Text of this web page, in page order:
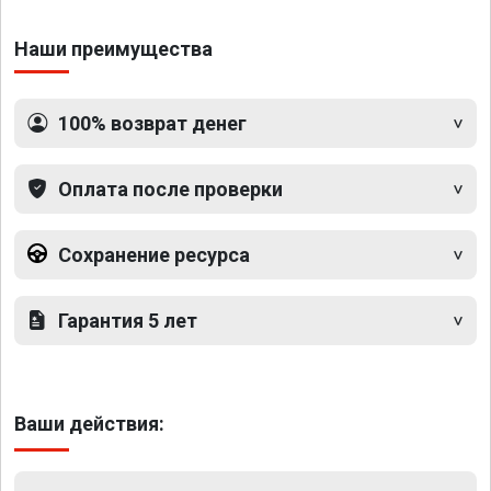
Хочу поблагодарить ребят за работу, пожелать
успехов ну массу новых довольных клиентов (я
Наши преимущества
100% возврат денег
Оплата после проверки
Сохранение ресурса
Гарантия 5 лет
Ваши действия: